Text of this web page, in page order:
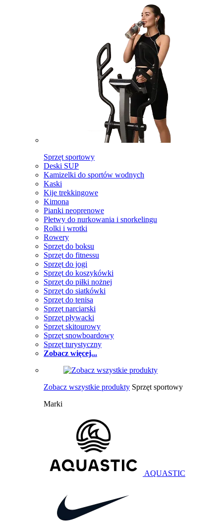
Sprzęt sportowy
Deski SUP
Kamizelki do sportów wodnych
Kaski
Kije trekkingowe
Kimona
Pianki neoprenowe
Płetwy do nurkowania i snorkelingu
Rolki i wrotki
Rowery
Sprzęt do boksu
Sprzęt do fitnessu
Sprzęt do jogi
Sprzęt do koszykówki
Sprzęt do piłki nożnej
Sprzęt do siatkówki
Sprzęt do tenisa
Sprzęt narciarski
Sprzęt pływacki
Sprzęt skitourowy
Sprzęt snowboardowy
Sprzęt turystyczny
Zobacz więcej...
Zobacz wszystkie produkty Sprzęt sportowy
Marki
AQUASTIC